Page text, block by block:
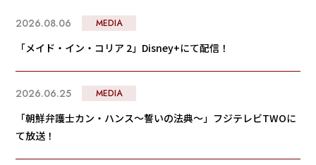
2026.08.06 MEDIA
「メイド・イン・コリア 2」Disney+にて配信！
2026.06.25 MEDIA
「朝鮮弁護士カン・ハンス～誓いの法典～」フジテレビTWOに
て放送！